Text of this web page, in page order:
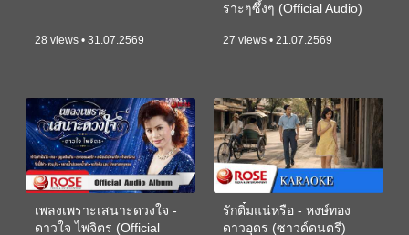
28 views • 31.07.2569
ราะๆซึ้งๆ (Official Audio)
27 views • 21.07.2569
เพลงเพราะเสนาะดวงใจ -
ดาวใจ ไพจิตร (Official
รักติ๋มแน่หรือ - หงษ์ทอง
ดาวอุดร (ซาวด์ดนตรี)